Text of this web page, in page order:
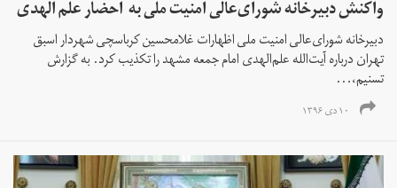
واکنش دبیرخانه شورای‌عالی امنیت ملی به احضار علم الهدی
دبیرخانه شورای‌عالی امنیت ملی اظهارات غلامحسین کرباسچی شهردار اسبق
تهران درباره آیت‌الله علم‌الهدی امام جمعه مشهد را تکذیب کرد. به گزارش
تسنیم،...
۱۰ دی ۱۳۹۶